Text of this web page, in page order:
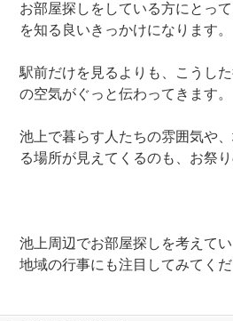
お部屋探しをしている方にとっ
を知る良いきっかけになります。
駅前だけを見るよりも、こうし
の空気がぐっと伝わってきます。
池上で暮らす人たちの雰囲気や
る場所が見えてくるのも、お祭
池上周辺でお部屋探しを考えて
地域の行事にも注目してみてくだ